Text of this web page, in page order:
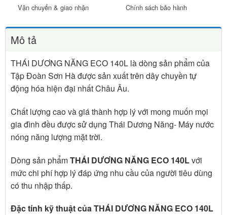
Vận chuyển & giao nhận
Chính sách bảo hành
Mô tả
THÁI DƯƠNG NĂNG ECO 140L là dòng sản phẩm của
Tập Đoàn Sơn Hà được sản xuất trên dây chuyền tự
động hóa hiện đại nhất Châu Âu.
Chất lượng cao và giá thành hợp lý với mong muốn mọi
gia đình đều được sử dụng Thái Dương Năng- Máy nước
nóng năng lượng mặt trời.
Dòng sản phẩmTHÁI DƯƠNG NĂNG ECO 140Lvới
mức chi phí hợp lý đáp ứng nhu cầu của người tiêu dùng
có thu nhập thấp.
Đặc tính kỹ thuật của THÁI DƯƠNG NĂNG ECO 140L